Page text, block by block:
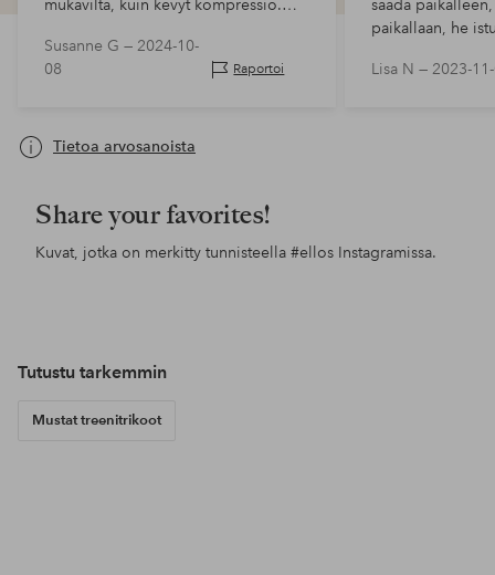
cm pitkä ja ne ovat sopivan pituiset.
Susanne G — 2024-10-
08
Raportoi
paikallaan, he
mitan -10°C:ssa,
Lisa N — 2023-
Tietoa arvosanoista
Share your favorites!
Kuvat, jotka on merkitty tunnisteella #ellos Instagramissa.
Tutustu tarkemmin
Mustat treenitrikoot